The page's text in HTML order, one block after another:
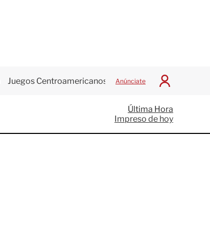
Juegos Centroamericanos Anúnciate
I
c
i
a
Última Hora
Impreso de hoy